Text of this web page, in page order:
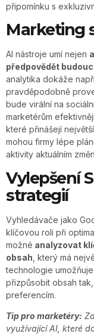
připomínku s
Marketing
AI nástroje umí nejen
předpovědět
analytika dokáže
pravděpodobně
bude virální na
marketérům
které přinášejí
mohou firmy lépe
aktivity aktuálním
Vylepšení
strategií
Vyhledávače jako
klíčovou roli při
možné analyzovat
obsah , který má
technologie
přizpůsobit obsah
preferencím.
Tip pro marketéry:
využívající AI, které